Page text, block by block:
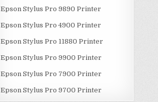
Epson Stylus Pro 9890 Printer
Epson Stylus Pro 4900 Printer
Epson Stylus Pro 11880 Printer
Epson Stylus Pro 9900 Printer
Epson Stylus Pro 7900 Printer
Epson Stylus Pro 9700 Printer